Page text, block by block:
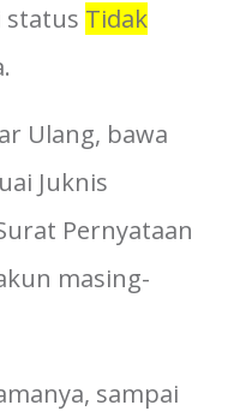
status Tidak
Ulang, bawa
Juknis
Pernyataan
masing-
sampai